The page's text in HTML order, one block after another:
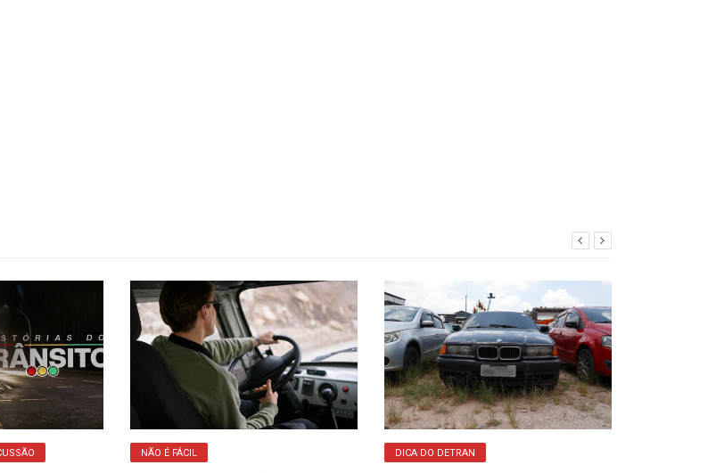
NÃO É FÁCIL DICA DO DETRAN